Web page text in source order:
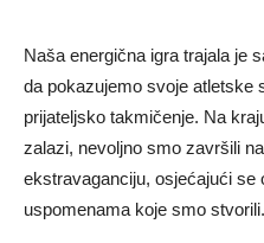
Naša energična igra trajala je
da pokazujemo svoje atletske
prijateljsko takmičenje. Na
zalazi, nevoljno smo završili
ekstravaganciju, osjećajući se
uspomenama koje smo stvorili.